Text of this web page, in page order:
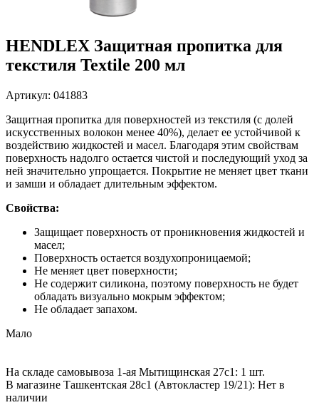
HENDLEX Защитная пропитка для
текстиля Textile 200 мл
Артикул: 041883
Защитная пропитка для поверхностей из текстиля (с долей
искусственных волокон менее 40%), делает ее устойчивой к
воздействию жидкостей и масел. Благодаря этим свойствам
поверхность надолго остается чистой и последующий уход за
ней значительно упрощается. Покрытие не меняет цвет ткани
и замши и обладает длительным эффектом.
Свойства:
Защищает поверхность от проникновения жидкостей и
масел;
Поверхность остается воздухопроницаемой;
Не меняет цвет поверхности;
Не содержит силикона, поэтому поверхность не будет
обладать визуально мокрым эффектом;
Не обладает запахом.
Мало
На складе самовывоза 1-ая Мытищинская 27с1: 1 шт.
В магазине Ташкентская 28с1 (Автокластер 19/21): Нет в
наличии